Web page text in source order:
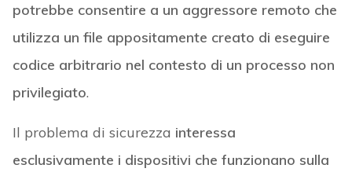
potrebbe consentire a un aggressore remoto che
utilizza un file appositamente creato di eseguire
codice arbitrario nel contesto di un processo non
privilegiato.
Il problema di sicurezza interessa
esclusivamente i dispositivi che funzionano sulla